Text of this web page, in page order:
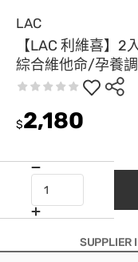
LAC
【LAC 利維喜】
綜合維他命/孕養
$2,180
SUPPLIER